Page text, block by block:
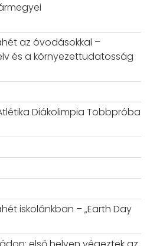
az óvodásokkal –
és a környezettudatosság
Diákolimpia Többpróba
iskolánkban – „Earth Day